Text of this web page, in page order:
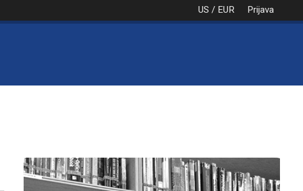
Prijava
US / EUR